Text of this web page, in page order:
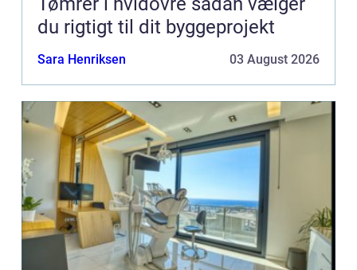
du rigtigt til dit byggeprojekt
Sara Henriksen 03 August 2026